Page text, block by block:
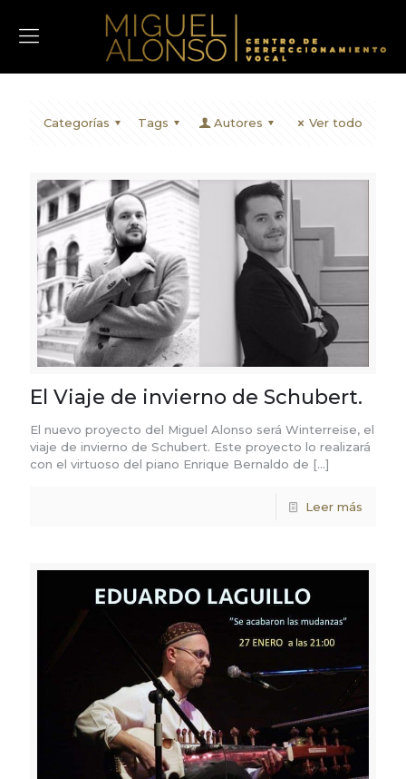
Categorías Tags Autores Ver todo
El Viaje de invierno de Schubert.
El nuevo proyecto del Miguel Alonso será Winterreise, el
viaje de invierno de Schubert. Este proyecto lo realizará
con el virtuoso del piano Enrique Bernaldo de […]
Leer más